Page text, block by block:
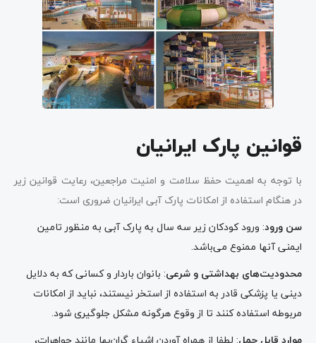
قوانین پارک ایرانیان
با توجه به اهمیت حفظ سلامت و امنیت مراجعین، رعایت قوانین زیر
در هنگام استفاده از امکانات پارک آبی ایرانیان ضروری است:
سن ورود: ورود کودکان زیر سه سال به پارک آبی به منظور تامین
ایمنی آنها ممنوع می‌باشد.
محدودیت‌های بهداشتی و شرعی: بانوان باردار و کسانی که به دلایل
دینی یا پزشکی قادر به استفاده از استخر نیستند، نباید از امکانات
مربوطه استفاده کنند تا از وقوع هرگونه مشکل جلوگیری شود.